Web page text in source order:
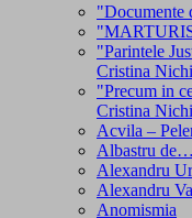
"Documente
"Parintele
Cristina
"Precum in
Cristina
Acvila –
Albastru de…
Alexandru
Alexandru
Anomismia